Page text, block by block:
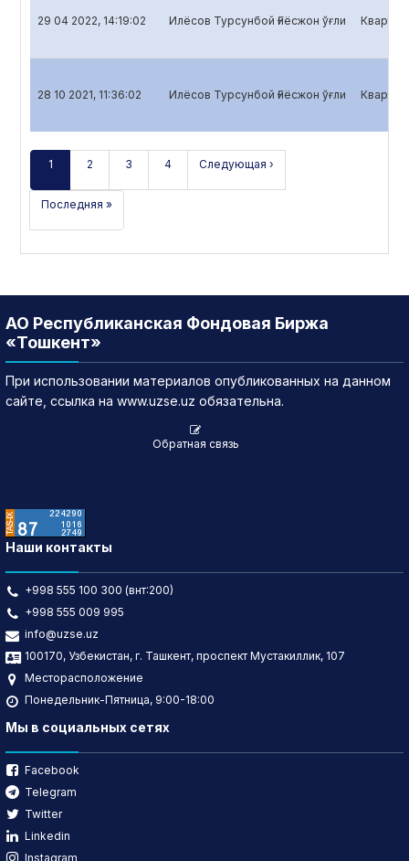
29 04 2022, 14:19:02 Илёсов Турсунбой Ғиёсжон ўғли
28 10 2021, 11:36:02 Илёсов Турсунбой Ғиёсжон ўғли
1 2 3 4 Следующая ›
Последняя »
АО Республиканская Фондовая Биржа
«Тошкент»
При использовании материалов опубликованных на данном
сайте, ссылка на www.uzse.uz обязательна.
Обратная связь
Наши контакты
+998 555 100 300 (внт:200)
+998 555 009 995
info@uzse.uz
100170, Узбекистан, г. Ташкент, проспект Мустакиллик, 107
Месторасположение
Понедельник-Пятница, 9:00-18:00
Мы в социальных сетях
Facebook
Telegram
Twitter
Linkedin
Instagram